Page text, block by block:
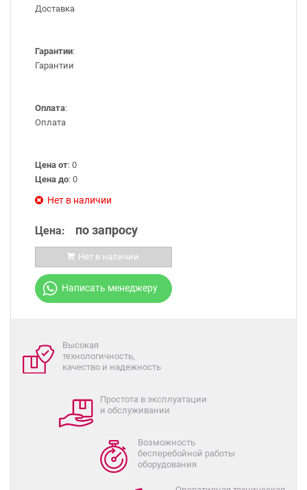
Доставка
Гарантии:
Гарантии
Оплата:
Оплата
Цена от: 0
Цена до: 0
Нет в наличии
Цена: по запросу
Нет в наличии
Написать менеджеру
Высокая
технологичность,
качество и надежность
Простота в эксплуатации
и обслуживании
Возможность
бесперебойной работы
оборудования